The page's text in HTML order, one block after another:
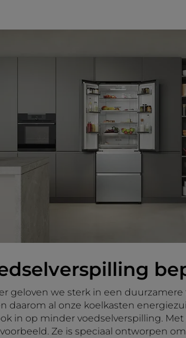
geloven we sterk in een duurzamere
daarom al onze koelkasten
in op minder voedselverspilling. Met
Ze is speciaal ontworpen